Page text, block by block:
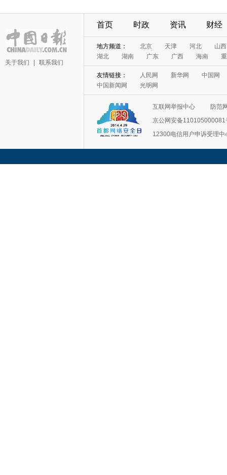
关于我们 联系我们
首页 时政 资讯 财经
地方频道： 北京 天津 河北
山西
湖北
湖南 广东 广西 海南
友情链接： 人民网 新华网
中国网
中国新闻网
光明网
互联网举报中心
防范
京公网安备110105000081
12300电信用户申诉受理中